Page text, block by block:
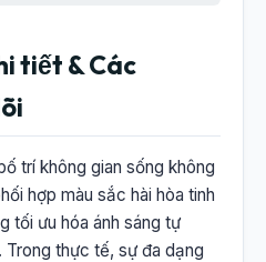
tiết & Các
trí không gian sống không
hợp màu sắc hài hòa tinh
tối ưu hóa ánh sáng tự
thực tế, sự đa dạng